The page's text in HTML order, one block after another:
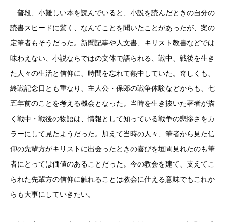
普段、小難しい本を読んでいると、小説を読んだときの自分の
読書スピードに驚く、なんてことを聞いたことがあったが、案の
定筆者もそうだった。新聞記事や人文書、キリスト教書などでは
味わえない、小説ならではの文体で語られる、戦中、戦後を生き
た人々の生活と信仰に、時間を忘れて熱中していた。奇しくも、
終戦記念日とも重なり、主人公・保郎の戦争体験などからも、七
五年前のことを考える機会となった。当時を生き抜いた著者が描
く戦中・戦後の物語は、情報として知っている戦争の悲惨さをカ
ラーにして見たようだった。加えて当時の人々、筆者から見た信
仰の先輩方がキリストに出会ったときの喜びを垣間見れたのも筆
者にとっては価値のあることだった。今の教会を建て、支えてこ
られた先輩方の信仰に触れることは教会に仕える意味でもこれか
らも大事にしていきたい。